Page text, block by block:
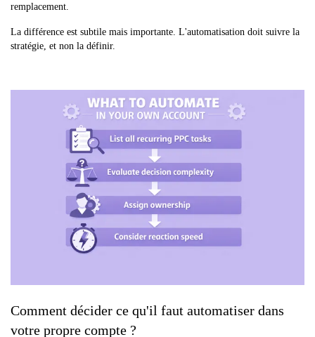
remplacement.
La différence est subtile mais importante. L'automatisation doit suivre la
stratégie, et non la définir.
Comment décider ce qu'il faut automatiser dans
votre propre compte ?